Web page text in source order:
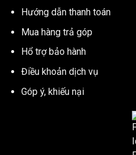
Hướng dẫn thanh toán
Mua hàng trả góp
Hổ trợ bảo hành
Điều khoản dịch vụ
Góp ý, khiếu nại